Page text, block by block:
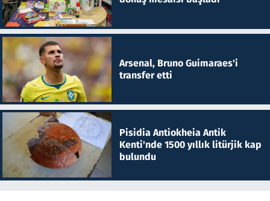
Arsenal, Bruno Guimaraes'i
transfer etti
Pisidia Antiokheia Antik
Kenti'nde 1500 yıllık litürjik kap
bulundu